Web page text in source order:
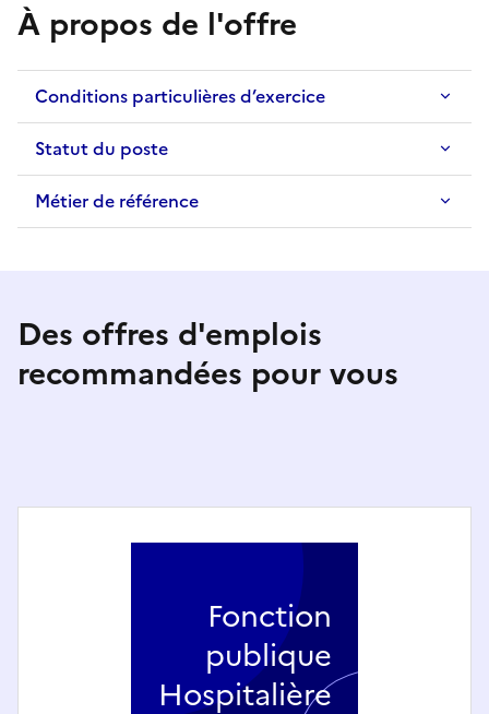
À propos de l'offre
Conditions particulières d’exercice
Statut du poste
Métier de référence
Des offres d'emplois
recommandées pour vous
Fonction
publique
Hospitalière